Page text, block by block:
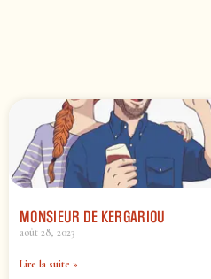
MONSIEUR DE KERGARIOU
août 28, 2023
Lire la suite »